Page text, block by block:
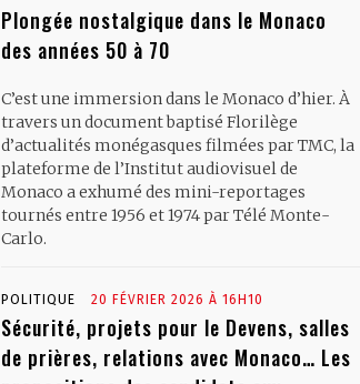
Plongée nostalgique dans le Monaco
des années 50 à 70
C’est une immersion dans le Monaco d’hier. À
travers un document baptisé Florilège
d’actualités monégasques filmées par TMC, la
plateforme de l’Institut audiovisuel de
Monaco a exhumé des mini-reportages
tournés entre 1956 et 1974 par Télé Monte-
Carlo.
POLITIQUE 20 FÉVRIER 2026 À 16H10
Sécurité, projets pour le Devens, salles
de prières, relations avec Monaco… Les